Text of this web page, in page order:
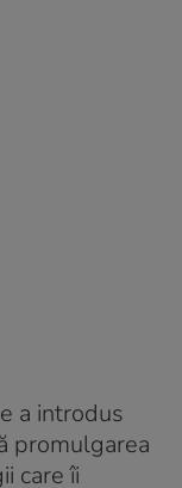
a introdus
promulgarea
care îi